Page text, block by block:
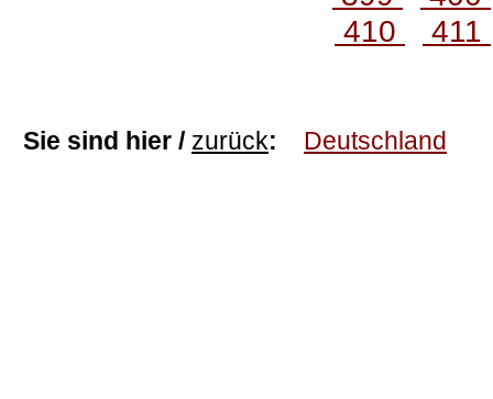
410
411
Sie sind hier / zurück: Deutschland